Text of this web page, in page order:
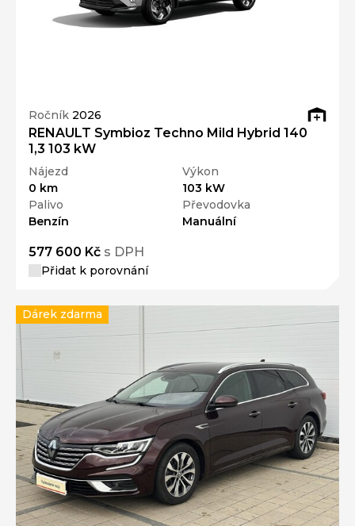
Ročník 2026
RENAULT Symbioz Techno Mild Hybrid 140
1,3 103 kW
Nájezd
0 km
Výkon
103 kW
Palivo
Benzín
Převodovka
Manuální
577 600 Kč s DPH
Přidat k porovnání
Dárek zdarma